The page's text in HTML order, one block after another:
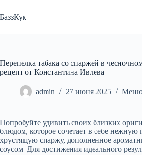
к
сути
БаззКук
Перепелка табака со спаржей в
рецепт от Константина Ивлева
admin 27 июня 2025 Меню
Попробуйте удивить своих близких
блюдом, которое сочетает в себе нежную
хрустящую спаржу, дополненное
соусом. Для достижения идеального